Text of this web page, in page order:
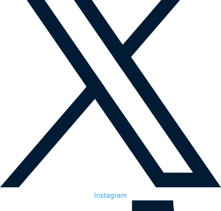
Instagram